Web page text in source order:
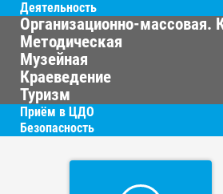
Деятельность
Организационно-массовая.
Методическая
Музейная
Краеведение
Туризм
Приём в ЦДО
Безопасность